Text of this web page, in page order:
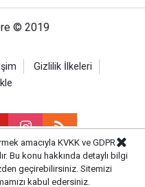
© 2019
Gizlilik İlkeleri
amacıyla KVKK ve GDPR
Bu konu hakkında detaylı bilgi
geçirebilirsiniz. Sitemizi
kabul edersiniz.